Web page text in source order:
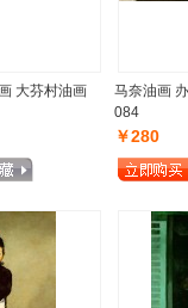
大芬村油画
马奈油画
084
￥280